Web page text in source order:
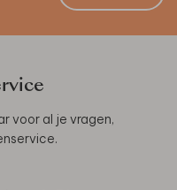
voor al je vragen,
.